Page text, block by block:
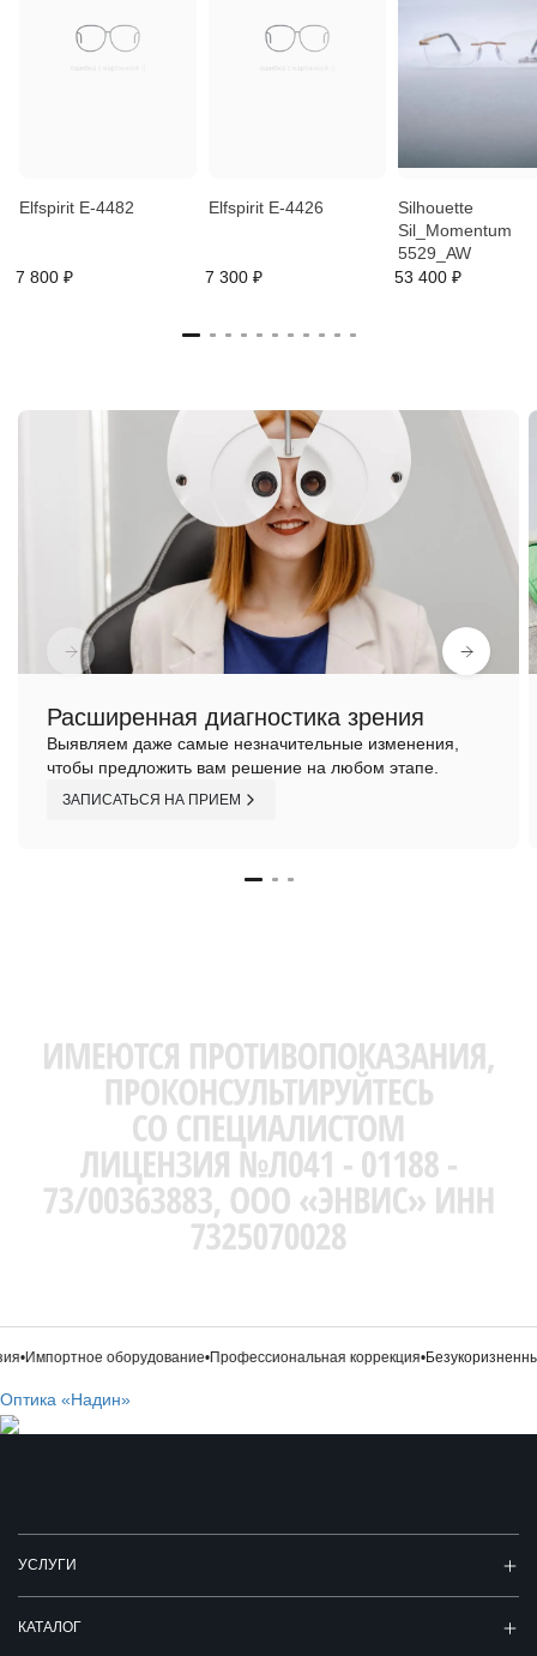
Elfspirit E-4482
7 800 ₽
Elfspirit E-4426
7 300 ₽
Silhouette
Sil_Momentum
5529_AW
53 400 ₽
Расширенная диагностика зрения
Выявляем даже самые незначительные изменения,
чтобы предложить вам решение на любом этапе.
ЗАПИСАТЬСЯ НА ПРИЕМ
•Импортное оборудование•Профессиональная коррекция•
Оптика «Надин»
УСЛУГИ
КАТАЛОГ